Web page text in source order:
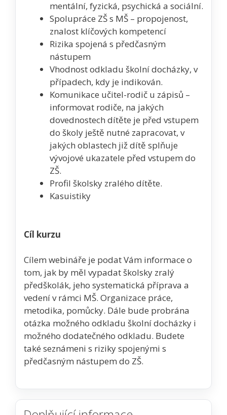
mentální, fyzická, psychická a sociální.
Spolupráce ZŠ s MŠ – propojenost,
znalost klíčových kompetencí
Rizika spojená s předčasným
nástupem
Vhodnost odkladu školní docházky, v
případech, kdy je indikován.
Komunikace učitel-rodič u zápisů –
informovat rodiče, na jakých
dovednostech dítěte je před vstupem
do školy ještě nutné zapracovat, v
jakých oblastech již dítě splňuje
vývojové ukazatele před vstupem do
ZŠ.
Profil školsky zralého dítěte.
Kasuistiky
Cíl kurzu
Cílem webináře je podat Vám informace o
tom, jak by měl vypadat školsky zralý
předškolák, jeho systematická příprava a
vedení v rámci MŠ. Organizace práce,
metodika, pomůcky. Dále bude probrána
otázka možného odkladu školní docházky i
možného dodatečného odkladu. Budete
také seznámeni s riziky spojenými s
předčasným nástupem do ZŠ.